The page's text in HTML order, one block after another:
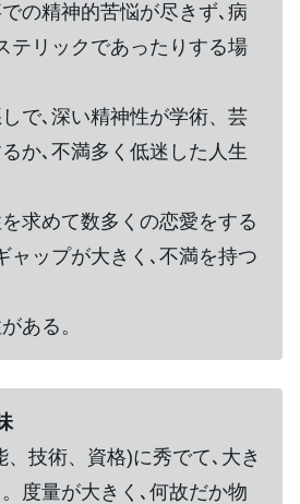
の精神的苦悩が尽きず､病
テリックであったりする場
で､深い精神性が学術、芸
か､不満多く低迷した人生
求めて数多くの恋愛をする
ャップが大きく､不満を持つ
ある。
、技術、資格)に秀でて､大き
度量が大きく､何故だか物